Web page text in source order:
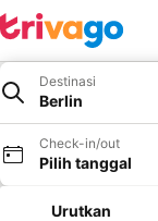
Destinasi
Berlin
Check-in/out
Pilih tanggal
Urutkan